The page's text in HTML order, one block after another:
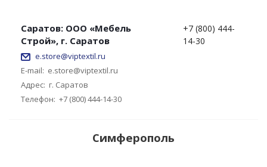
Саратов: ООО «Мебель
Строй», г. Саратов
e.store@viptextil.ru
E-mail: e.store@viptextil.ru
Адрес: г. Саратов
Телефон: +7 (800) 444-14-30
+7 (800) 444-
14-30
Симферополь